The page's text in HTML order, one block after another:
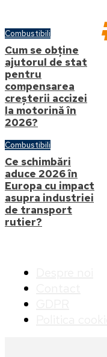
Combustibili
Cum se obține
ajutorul de stat
pentru
compensarea
creșterii accizei
la motorină în
2026?
Combustibili
Ce schimbări
aduce 2026 în
Europa cu impact
asupra industriei
de transport
rutier?